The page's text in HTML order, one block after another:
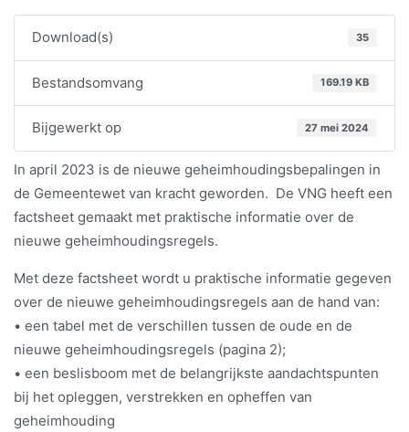
Download(s) 35
Bestandsomvang 169.19 KB
Bijgewerkt op 27 mei 2024
In april 2023 is de nieuwe geheimhoudingsbepalingen in
de Gemeentewet van kracht geworden. De VNG heeft een
factsheet gemaakt met praktische informatie over de
nieuwe geheimhoudingsregels.
Met deze factsheet wordt u praktische informatie gegeven
over de nieuwe geheimhoudingsregels aan de hand van:
• een tabel met de verschillen tussen de oude en de
nieuwe geheimhoudingsregels (pagina 2);
• een beslisboom met de belangrijkste aandachtspunten
bij het opleggen, verstrekken en opheffen van
geheimhouding